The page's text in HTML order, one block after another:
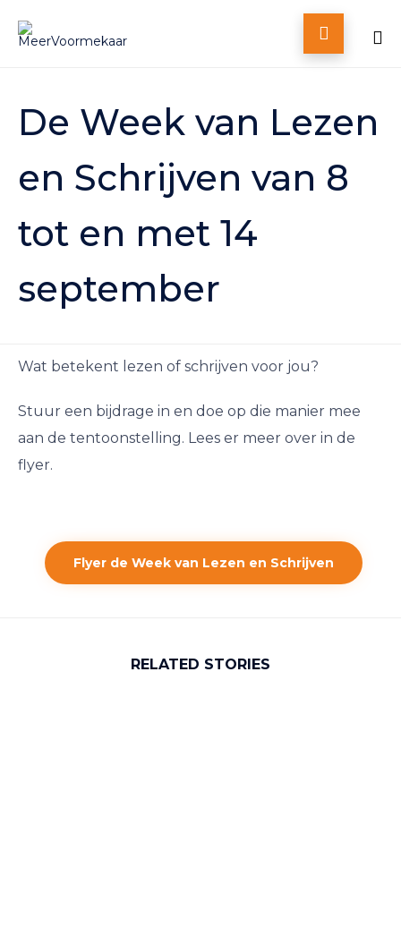

content
De Week van Lezen
en Schrijven van 8
tot en met 14
september
Wat betekent lezen of schrijven voor jou?
Stuur een bijdrage in en doe op die manier mee
aan de tentoonstelling. Lees er meer over in de
flyer.
Flyer de Week van Lezen en Schrijven
RELATED STORIES